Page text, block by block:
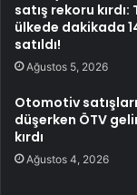
satış rekoru kırdı:
ülkede dakikada
satıldı!
Ağustos 5, 2026
Otomotiv satışları
düşerken ÖTV
kırdı
Ağustos 4, 2026